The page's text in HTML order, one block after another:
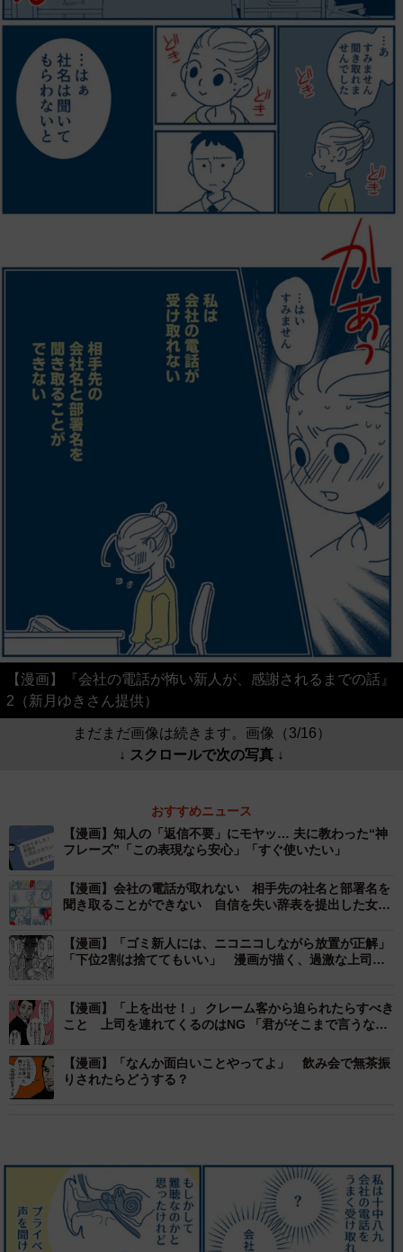
【漫画】『会社の電話が怖い新人が、感謝されるまでの話』
2（新月ゆきさん提供）
まだまだ画像は続きます。画像（3/16）
↓ スクロールで次の写真 ↓
おすすめニュース
【漫画】知人の「返信不要」にモヤッ… 夫に教わった“神
フレーズ”「この表現なら安心」「すぐ使いたい」
【漫画】会社の電話が取れない 相手先の社名と部署名を
聞き取ることができない 自信を失い辞表を提出した女性
【漫画】「ゴミ新人には、ニコニコしながら放置が正解」
「下位2割は捨ててもいい」 漫画が描く、過激な上司
【漫画】「上を出せ！」 クレーム客から迫られたらすべき
こと 上司を連れてくるのはNG 「君がそこまで言うなら
【漫画】「なんか面白いことやってよ」 飲み会で無茶振
りされたらどうする？